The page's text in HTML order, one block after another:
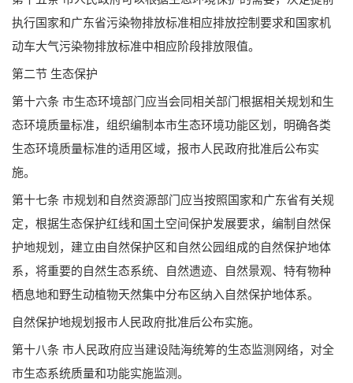
执行国家和广东省污染物排放标准相应排放控制要求和国家机
动车大气污染物排放标准中相应阶段排放限值。
第二节 生态保护
第十六条 市生态环境部门应当会同相关部门根据相关规划和生
态环境质量标准，组织编制本市生态环境功能区划，明确各类
生态环境质量标准的适用区域，报市人民政府批准后公布实
施。
第十七条 市规划和自然资源部门应当按照国家和广东省有关规
定，根据生态保护红线和国土空间保护发展要求，编制自然保
护地规划，建立由自然保护区和自然公园组成的自然保护地体
系，将重要的自然生态系统、自然遗迹、自然景观、特有物种
栖息地和野生动植物天然集中分布区纳入自然保护地体系。
自然保护地规划报市人民政府批准后公布实施。
第十八条 市人民政府应当建设陆海统筹的生态监测网络，对全
市生态系统质量和功能实施监测。